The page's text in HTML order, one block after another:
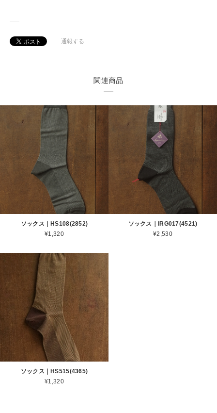
通報する
関連商品
ソックス｜HS108(2852)
¥1,320
ソックス｜IRG017(4521)
¥2,530
ソックス｜HS515(4365)
¥1,320